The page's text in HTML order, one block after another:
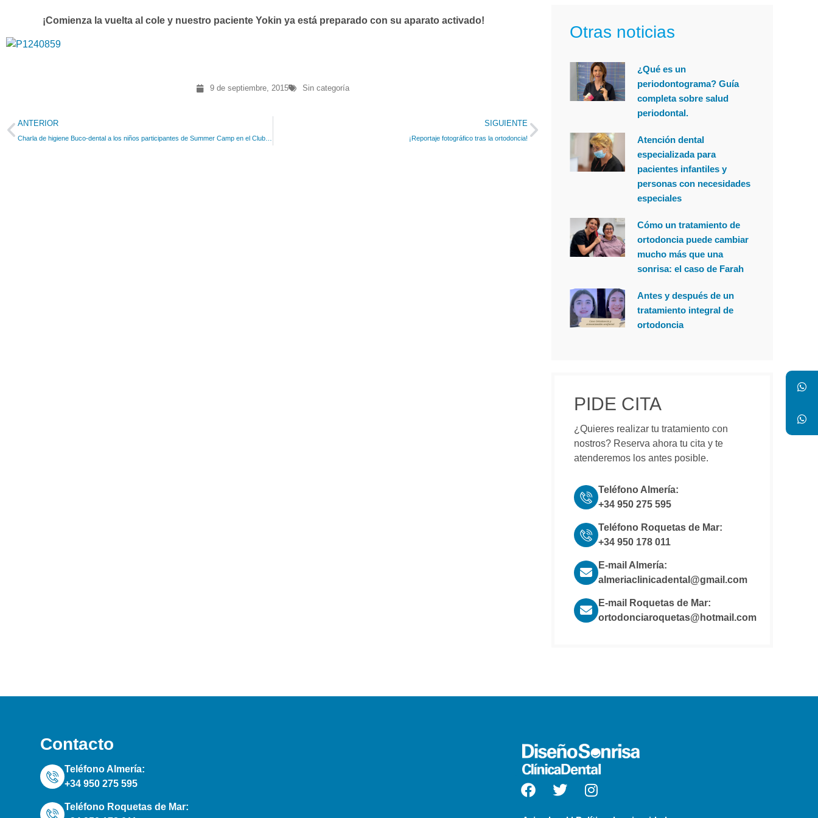
¡Comienza la vuelta al cole y nuestro paciente Yokin ya está preparado con su aparato activado!
9 de septiembre, 2015 Sin categoría
ANTERIOR SIGUIENTE
¡Reportaje fotográfico tras la ortodoncia!
Otras noticias
¿Qué es un
periodontograma? Guía
completa sobre salud
periodontal.
Atención dental
especializada para
pacientes infantiles y
personas con necesidades
especiales
Cómo un tratamiento de
ortodoncia puede cambiar
mucho más que una
sonrisa: el caso de Farah
Antes y después de un
tratamiento integral de
ortodoncia
PIDE CITA
¿Quieres realizar tu tratamiento con
nostros? Reserva ahora tu cita y te
atenderemos los antes posible.
Teléfono Almería:
+34 950 275 595
Teléfono Roquetas de Mar:
+34 950 178 011
E-mail Almería:
almeriaclinicadental@gmail.com
E-mail Roquetas de Mar:
ortodonciaroquetas@hotmail.com
Contacto
Teléfono Almería:
+34 950 275 595
Teléfono Roquetas de Mar: